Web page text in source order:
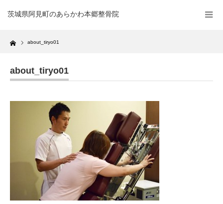
茨城県阿見町のあらかわ本郷整骨院
Home about_tiryo01
about_tiryo01